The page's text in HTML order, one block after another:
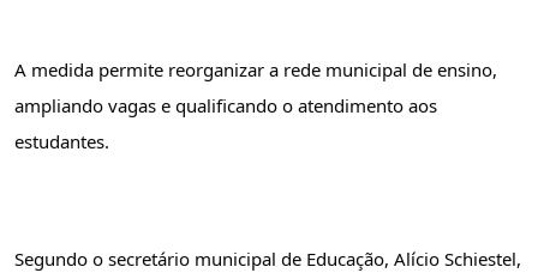
A medida permite reorganizar a rede municipal de ensino,
ampliando vagas e qualificando o atendimento aos
estudantes.
Segundo o secretário municipal de Educação, Alício Schiestel,